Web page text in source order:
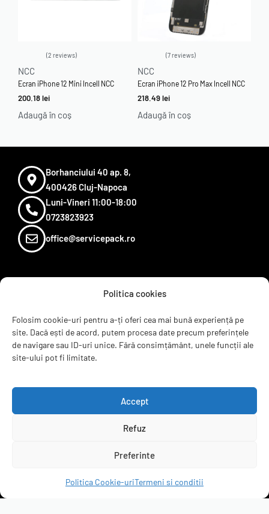
Politica cookies
Folosim cookie-uri pentru a-ți oferi cea mai bună experiență pe
site. Dacă ești de acord, putem procesa date precum preferințele
de navigare sau ID-uri unice. Fără consimțământ, unele funcții ale
site-ului pot fi limitate.
Accept
Refuz
Preferinte
Politica Cookie-uriTermeni si conditii
2 reviews
NCC
Ecran iPhone 12 Mini Incell NCC
200.18lei
Adaugă în coș
7 reviews
NCC
Ecran iPhone 12 Pro Max Incell NCC
218.49lei
Adaugă în coș
Borhanciului 40 ap. 8,
400426 Cluj-Napoca
Luni-Vineri 11:00-18:00
0723823923
office@servicepack.ro
Contact
ANPC
B2B
Clienții ne recomandă